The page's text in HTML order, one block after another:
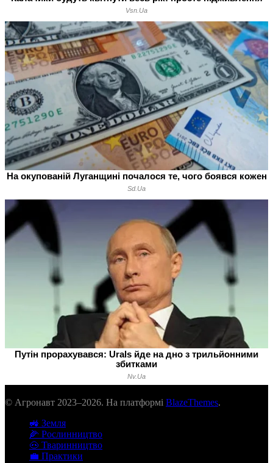
© Агронавт 2023–2026. На платформі BlazeThemes.
🚜 Земля
🌽 Рослинництво
🐽 Тваринництво
💼 Практики